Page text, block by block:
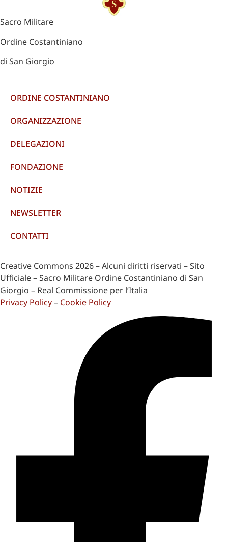
Sacro Militare
Ordine Costantiniano
di San Giorgio
ORDINE COSTANTINIANO
ORGANIZZAZIONE
DELEGAZIONI
FONDAZIONE
NOTIZIE
NEWSLETTER
CONTATTI
Creative Commons 2026 – Alcuni diritti riservati – Sito
Ufficiale – Sacro Militare Ordine Costantiniano di San
Giorgio – Real Commissione per l’Italia
Privacy Policy– Cookie Policy